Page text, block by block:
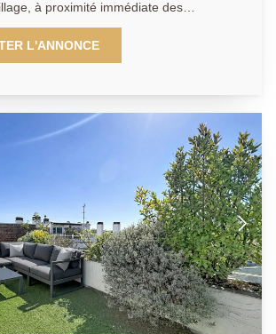
à proximité immédiate des
en face de l'arrêt du bus. Il se compose
: d'un local commercial de
vitrine sur rue, ainsi qu'un atelier,
de surface au sol ), comprenant : un
une cuisine équipée ouverte sur un
le tout faisant de 23m² donnant accès
de 7.05m², un bureau de 8.35m² , une
une salle d'eau, une buanderie et
À l'étage supérieur : deux
poutres apparentes (22.36m² et
au sol), une seconde salle d'eau
cave et un emplacement de
privatif complètent ce bien aux
et en bon état général. Possibilité
pour l'appartement de 1350 euros
L'ANNONCE